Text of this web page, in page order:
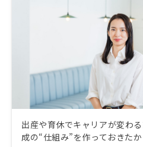
出産や育休でキャリアが変わ
成の“仕組み”を作っておきたか